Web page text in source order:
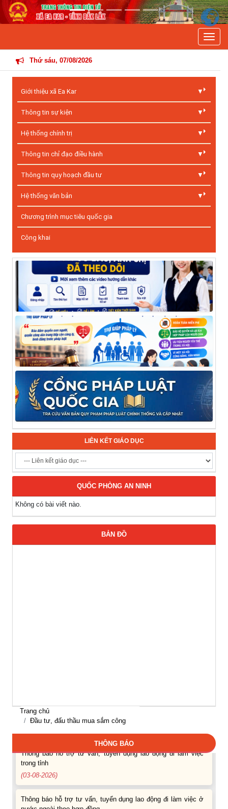
Thứ sáu, 07/08/2026
Giới thiệu xã Ea Kar
Thông tin sự kiện
Hệ thống chính trị
Thông tin chỉ đạo điều hành
Thông tin quy hoạch đầu tư
Hệ thống văn bản
Chương trình mục tiêu quốc gia
Công khai
LIÊN KẾT GIÁO DỤC
QUỐC PHÒNG AN NINH
Không có bài viết nào.
BẢN ĐỒ
Trang chủ
Đầu tư, đấu thầu mua sắm công
THÔNG BÁO
Thông báo các khóa đào tạo năm học 2026-2027
(04-08-2026)
trong tỉnh
(03-08-2026)
Thông báo hỗ trợ tư vấn, tuyển dụng lao động đi làm việc ở
nước ngoài theo hợp đồng